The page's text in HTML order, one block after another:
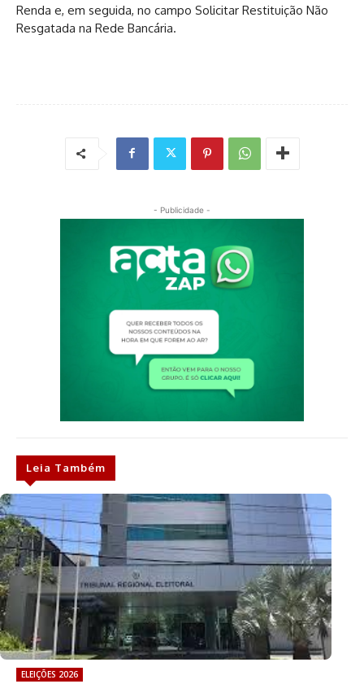
Renda e, em seguida, no campo Solicitar Restituição Não
Resgatada na Rede Bancária.
- Publicidade -
Leia Também
ELEIÇÕES 2026